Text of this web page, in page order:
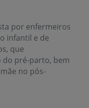
por enfermeiros
infantil e de
que
pré-parto, bem
no pós-